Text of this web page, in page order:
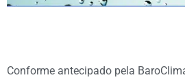
Conforme antecipado pela